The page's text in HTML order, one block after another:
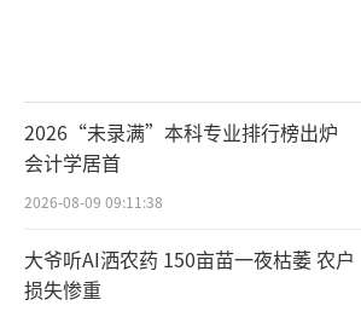
2026“未录满”本科专业排行榜出炉
会计学居首
2026-08-09 09:11:38
大爷听AI洒农药 150亩苗一夜枯萎 农户
损失惨重